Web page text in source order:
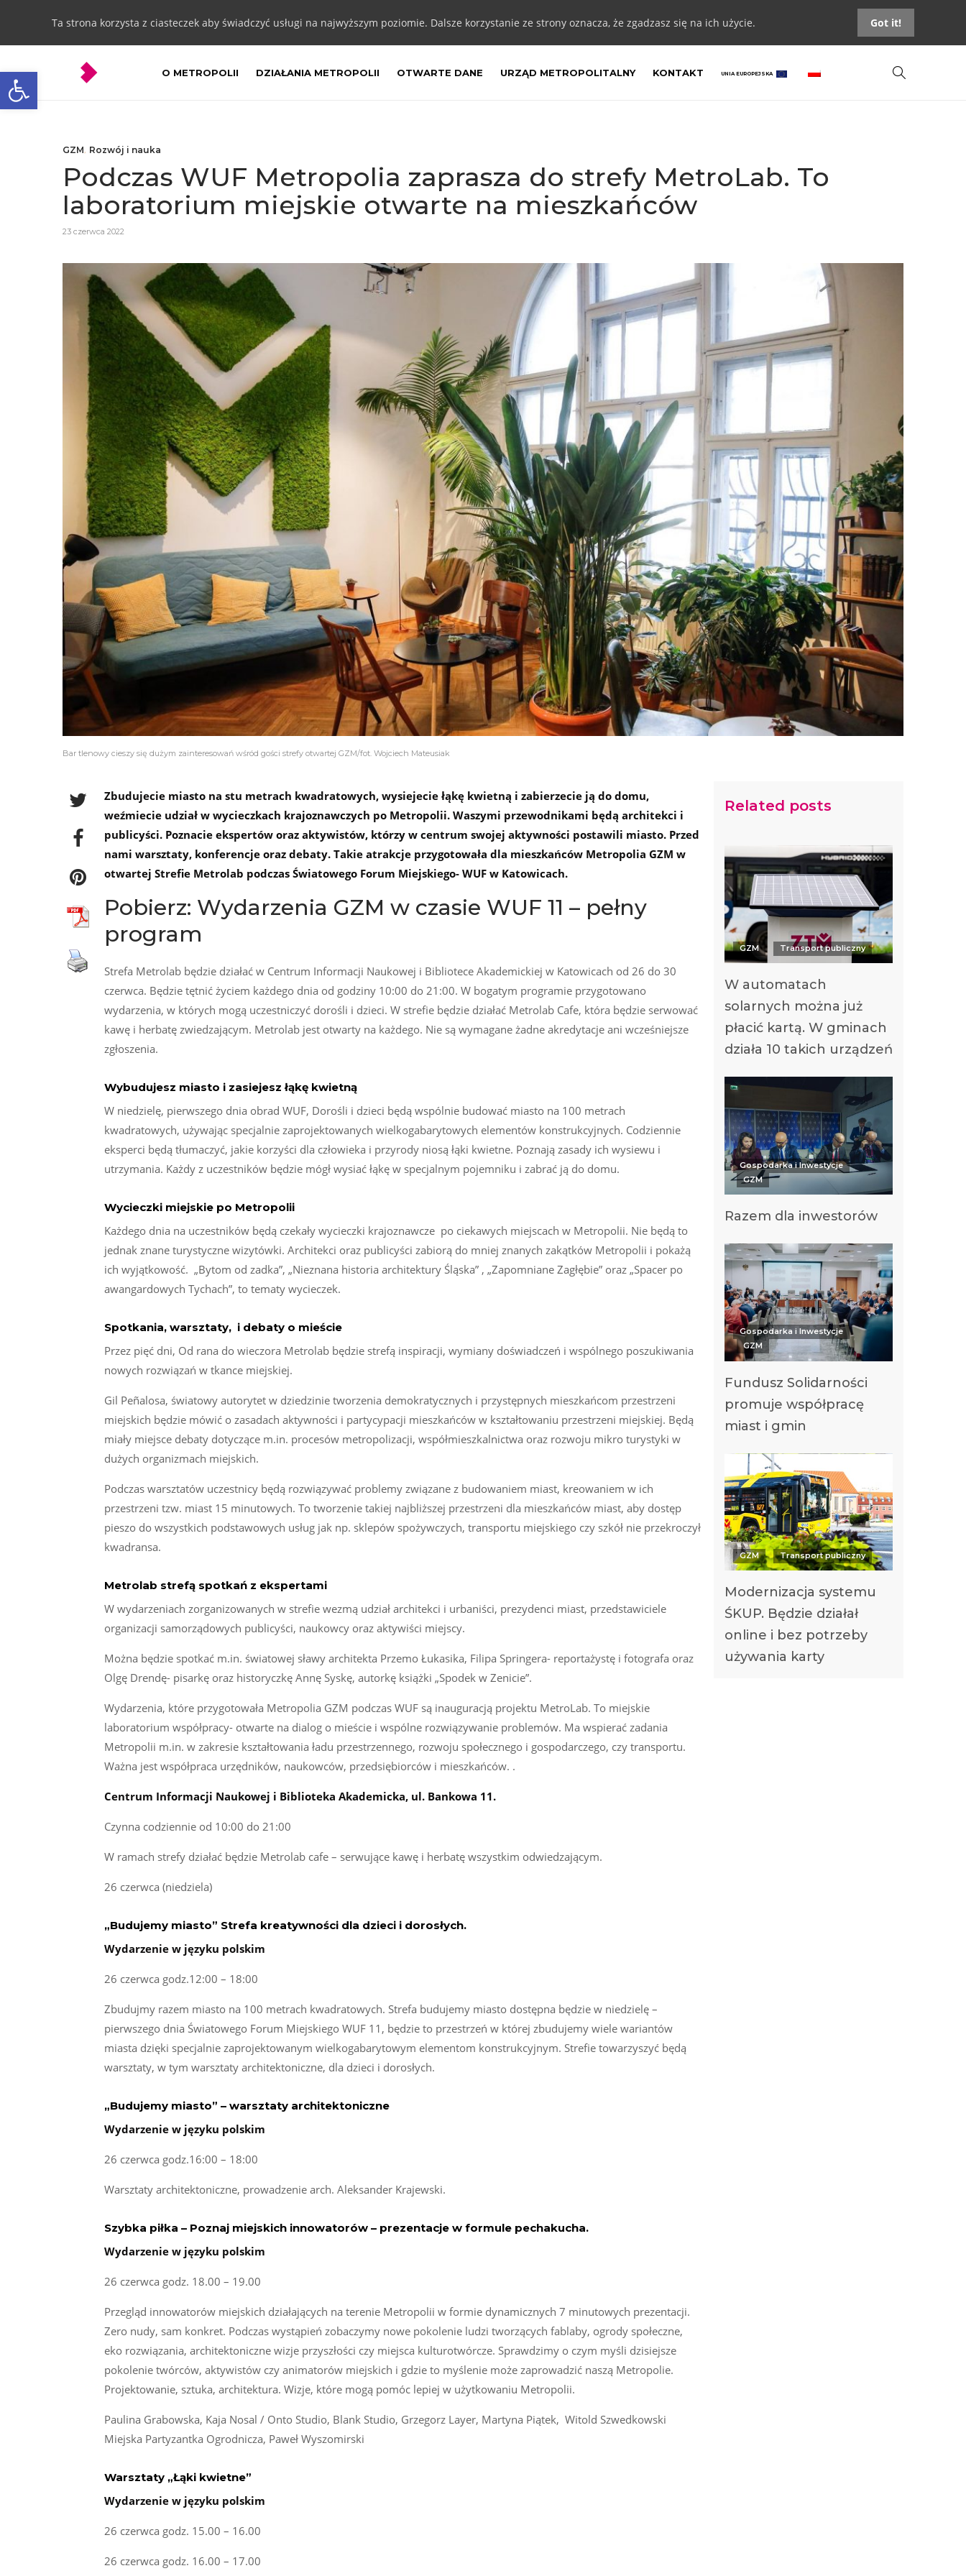
Otwórz pasek narzędzi
Ta strona korzysta z ciasteczek aby świadczyć usługi na najwyższym poziomie. Dalsze korzystanie ze strony oznacza, że zgadzasz się na ich użycie. Got it!
O METROPOLII DZIAŁANIA METROPOLII OTWARTE DANE URZĄD METROPOLITALNY KONTAKT UNIA EUROPEJSKA
GZM, Rozwój i nauka
Podczas WUF Metropolia zaprasza do strefy MetroLab. To
laboratorium miejskie otwarte na mieszkańców
23 czerwca 2022
Bar tlenowy cieszy się dużym zainteresowań wśród gości strefy otwartej GZM/fot. Wojciech Mateusiak
Zbudujecie miasto na stu metrach kwadratowych, wysiejecie łąkę kwietną i zabierzecie ją do domu,
weźmiecie udział w wycieczkach krajoznawczych po Metropolii. Waszymi przewodnikami będą architekci i
publicyści. Poznacie ekspertów oraz aktywistów, którzy w centrum swojej aktywności postawili miasto. Przed
nami warsztaty, konferencje oraz debaty. Takie atrakcje przygotowała dla mieszkańców Metropolia GZM w
otwartej Strefie Metrolab podczas Światowego Forum Miejskiego- WUF w Katowicach.
Pobierz: Wydarzenia GZM w czasie WUF 11 – pełny
program
Strefa Metrolab będzie działać w Centrum Informacji Naukowej i Bibliotece Akademickiej w Katowicach od 26 do 30
czerwca. Będzie tętnić życiem każdego dnia od godziny 10:00 do 21:00. W bogatym programie przygotowano
wydarzenia, w których mogą uczestniczyć dorośli i dzieci. W strefie będzie działać Metrolab Cafe, która będzie serwować
kawę i herbatę zwiedzającym. Metrolab jest otwarty na każdego. Nie są wymagane żadne akredytacje ani wcześniejsze
zgłoszenia.
Wybudujesz miasto i zasiejesz łąkę kwietną
W niedzielę, pierwszego dnia obrad WUF, Dorośli i dzieci będą wspólnie budować miasto na 100 metrach
kwadratowych, używając specjalnie zaprojektowanych wielkogabarytowych elementów konstrukcyjnych. Codziennie
eksperci będą tłumaczyć, jakie korzyści dla człowieka i przyrody niosą łąki kwietne. Poznają zasady ich wysiewu i
utrzymania. Każdy z uczestników będzie mógł wysiać łąkę w specjalnym pojemniku i zabrać ją do domu.
Wycieczki miejskie po Metropolii
Każdego dnia na uczestników będą czekały wycieczki krajoznawcze po ciekawych miejscach w Metropolii. Nie będą to
jednak znane turystyczne wizytówki. Architekci oraz publicyści zabiorą do mniej znanych zakątków Metropolii i pokażą
ich wyjątkowość. „Bytom od zadka”, „Nieznana historia architektury Śląska” , „Zapomniane Zagłębie” oraz „Spacer po
awangardowych Tychach”, to tematy wycieczek.
Spotkania, warsztaty, i debaty o mieście
Przez pięć dni, Od rana do wieczora Metrolab będzie strefą inspiracji, wymiany doświadczeń i wspólnego poszukiwania
nowych rozwiązań w tkance miejskiej.
Gil Peñalosa, światowy autorytet w dziedzinie tworzenia demokratycznych i przystępnych mieszkańcom przestrzeni
miejskich będzie mówić o zasadach aktywności i partycypacji mieszkańców w kształtowaniu przestrzeni miejskiej. Będą
miały miejsce debaty dotyczące m.in. procesów metropolizacji, współmieszkalnictwa oraz rozwoju mikro turystyki w
dużych organizmach miejskich.
Podczas warsztatów uczestnicy będą rozwiązywać problemy związane z budowaniem miast, kreowaniem w ich
przestrzeni tzw. miast 15 minutowych. To tworzenie takiej najbliższej przestrzeni dla mieszkańców miast, aby dostęp
pieszo do wszystkich podstawowych usług jak np. sklepów spożywczych, transportu miejskiego czy szkół nie przekroczył
kwadransa.
Metrolab strefą spotkań z ekspertami
W wydarzeniach zorganizowanych w strefie wezmą udział architekci i urbaniści, prezydenci miast, przedstawiciele
organizacji samorządowych publicyści, naukowcy oraz aktywiści miejscy.
Można będzie spotkać m.in. światowej sławy architekta Przemo Łukasika, Filipa Springera- reportażystę i fotografa oraz
Olgę Drendę- pisarkę oraz historyczkę Annę Syskę, autorkę książki „Spodek w Zenicie”.
Wydarzenia, które przygotowała Metropolia GZM podczas WUF są inauguracją projektu MetroLab. To miejskie
laboratorium współpracy- otwarte na dialog o mieście i wspólne rozwiązywanie problemów. Ma wspierać zadania
Metropolii m.in. w zakresie kształtowania ładu przestrzennego, rozwoju społecznego i gospodarczego, czy transportu.
Ważna jest współpraca urzędników, naukowców, przedsiębiorców i mieszkańców. .
Centrum Informacji Naukowej i Biblioteka Akademicka, ul. Bankowa 11.
Czynna codziennie od 10:00 do 21:00
W ramach strefy działać będzie Metrolab cafe – serwujące kawę i herbatę wszystkim odwiedzającym.
26 czerwca (niedziela)
„Budujemy miasto” Strefa kreatywności dla dzieci i dorosłych.
Wydarzenie w języku polskim
26 czerwca godz.12:00 – 18:00
Zbudujmy razem miasto na 100 metrach kwadratowych. Strefa budujemy miasto dostępna będzie w niedzielę –
pierwszego dnia Światowego Forum Miejskiego WUF 11, będzie to przestrzeń w której zbudujemy wiele wariantów
miasta dzięki specjalnie zaprojektowanym wielkogabarytowym elementom konstrukcyjnym. Strefie towarzyszyć będą
warsztaty, w tym warsztaty architektoniczne, dla dzieci i dorosłych.
„Budujemy miasto” – warsztaty architektoniczne
Wydarzenie w języku polskim
26 czerwca godz.16:00 – 18:00
Warsztaty architektoniczne, prowadzenie arch. Aleksander Krajewski.
Szybka piłka – Poznaj miejskich innowatorów – prezentacje w formule pechakucha.
Wydarzenie w języku polskim
26 czerwca godz. 18.00 – 19.00
Przegląd innowatorów miejskich działających na terenie Metropolii w formie dynamicznych 7 minutowych prezentacji.
Zero nudy, sam konkret. Podczas wystąpień zobaczymy nowe pokolenie ludzi tworzących fablaby, ogrody społeczne,
eko rozwiązania, architektoniczne wizje przyszłości czy miejsca kulturotwórcze. Sprawdzimy o czym myśli dzisiejsze
pokolenie twórców, aktywistów czy animatorów miejskich i gdzie to myślenie może zaprowadzić naszą Metropolie.
Projektowanie, sztuka, architektura. Wizje, które mogą pomóc lepiej w użytkowaniu Metropolii.
Paulina Grabowska, Kaja Nosal / Onto Studio, Blank Studio, Grzegorz Layer, Martyna Piątek, Witold Szwedkowski
Miejska Partyzantka Ogrodnicza, Paweł Wyszomirski
Warsztaty „Łąki kwietne”
Wydarzenie w języku polskim
26 czerwca godz. 15.00 – 16.00
26 czerwca godz. 16.00 – 17.00
Related posts
GZM Transport publiczny
W automatach
solarnych można już
płacić kartą. W gminach
działa 10 takich urządzeń
Gospodarka i Inwestycje
GZM
Razem dla inwestorów
Gospodarka i Inwestycje
GZM
Fundusz Solidarności
promuje współpracę
miast i gmin
GZM Transport publiczny
Modernizacja systemu
ŚKUP. Będzie działał
online i bez potrzeby
używania karty